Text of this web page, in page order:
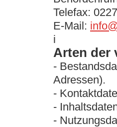
Telefax:
E-Mail:
i
Arten der
-
Adressen).
-
-
-